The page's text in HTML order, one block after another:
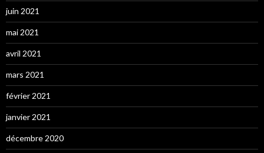
juin 2021
mai 2021
avril 2021
mars 2021
février 2021
janvier 2021
décembre 2020